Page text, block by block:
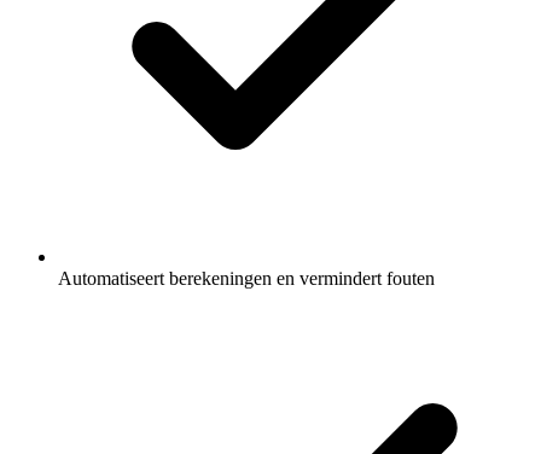
Automatiseert berekeningen en vermindert fouten